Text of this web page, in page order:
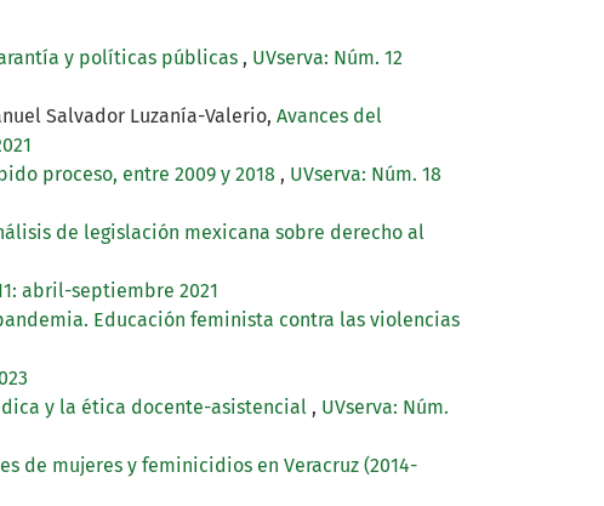
y políticas públicas , UVserva: Núm. 12
Salvador Luzanía-Valerio, Avances del
proceso, entre 2009 y 2018 , UVserva: Núm. 18
de legislación mexicana sobre derecho al
abril-septiembre 2021
Educación feminista contra las violencias
y la ética docente-asistencial , UVserva: Núm.
de mujeres y feminicidios en Veracruz (2014-